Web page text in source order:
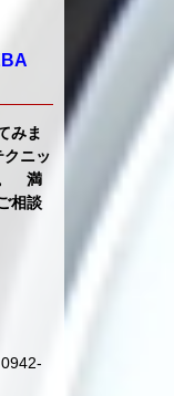
みま
ニッ
。 満
相談